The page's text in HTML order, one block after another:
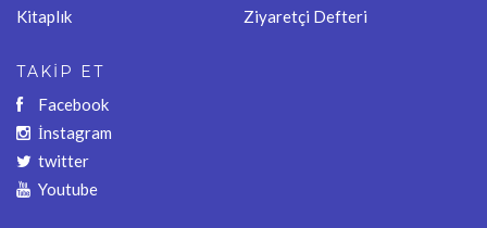
Kitaplık
Ziyaretçi Defteri
TAKİP ET
Facebook
İnstagram
twitter
Youtube